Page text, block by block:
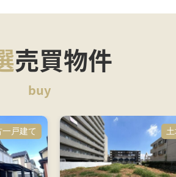
売買物件
buy
一戸建て